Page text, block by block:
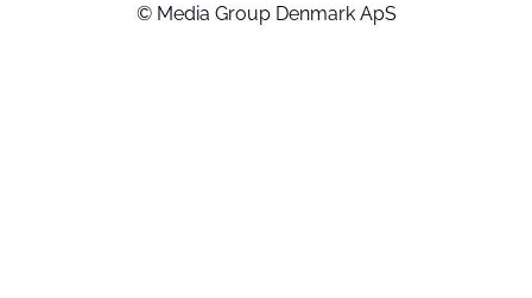
© Media Group Denmark ApS